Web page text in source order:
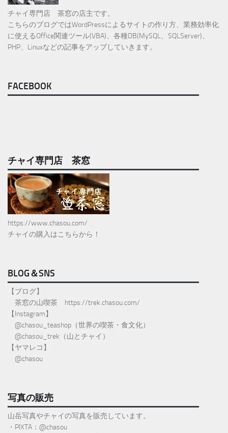
チャイ専門店 茶窓の店主です。
こちらのブログではWordPressによるサイトの作り方、業務効率化
に使えるOffice関連ツール(VBA)、各種DB(MySQL、SQLServer)、
PHP、Linuxなどの記事をアップしていきます。
FACEBOOK
チャイ専門店 茶窓
https://www.chasou.com/
チャイの購入はこちらから！
BLOG＆SNS
【ブログ】
茶窓の山喫茶 https://trek.chasou.com/
【Instagram】
@chasou_teashop （世界の喫茶・食文化）
@chasou_trek （山とチャイ）
【ヤマレコ】
@chasou
写真の販売
山岳写真やチャイの写真を販売しています。
・PIXTA：@chasou